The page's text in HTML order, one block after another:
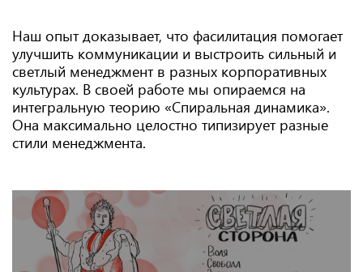
Наш опыт доказывает, что фасилитация помогает
улучшить коммуникации и выстроить сильный и
светлый менеджмент в разных корпоративных
культурах. В своей работе мы опираемся на
интегральную теорию «Спиральная динамика».
Она максимально целостно типизирует разные
стили менеджмента.